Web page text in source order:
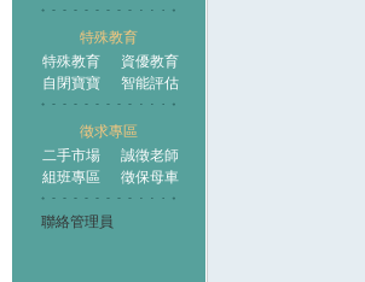
特殊教育
特殊教育
資優教育
自閉寶寶
智能評估
徵求專區
二手市場
誠徵老師
組班專區
徵保母車
聯絡管理員